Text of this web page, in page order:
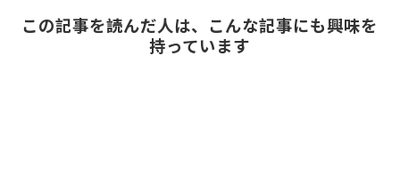
この記事を読んだ人は、こんな記事にも興味を
持っています